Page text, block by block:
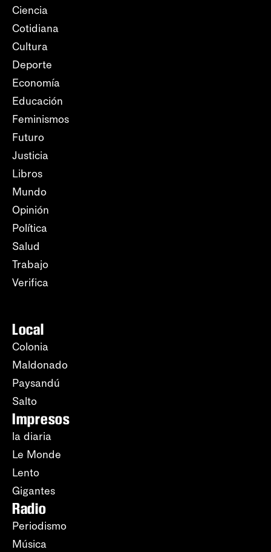
Ciencia
Cotidiana
Cultura
Deporte
Economía
Educación
Feminismos
Futuro
Justicia
Libros
Mundo
Opinión
Política
Salud
Trabajo
Verifica
Local
Colonia
Maldonado
Paysandú
Salto
Impresos
la diaria
Le Monde
Lento
Gigantes
Radio
Periodismo
Música